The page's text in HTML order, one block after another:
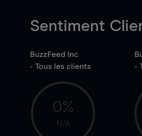
Sentiment
BuzzFeed Inc
- Tous les clients
0%
N/A
-